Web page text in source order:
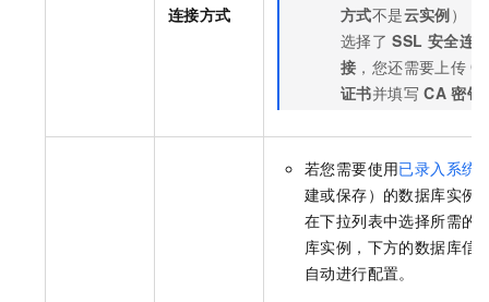
连接方式
方式不是云实例），
选择了 SSL 安全连
接 ，您还需要上传
证书并填写 CA 密钥
若您需要使用已录入系统
建或保存）的数据库实例
在下拉列表中选择所需的
库实例，下方的数据库信
自动进行配置。